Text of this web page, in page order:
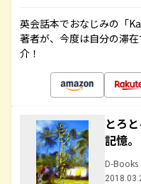
英会話本でおなじみの「
著者が、今度は自分の滞
介！
とろ
記憶
D-Books